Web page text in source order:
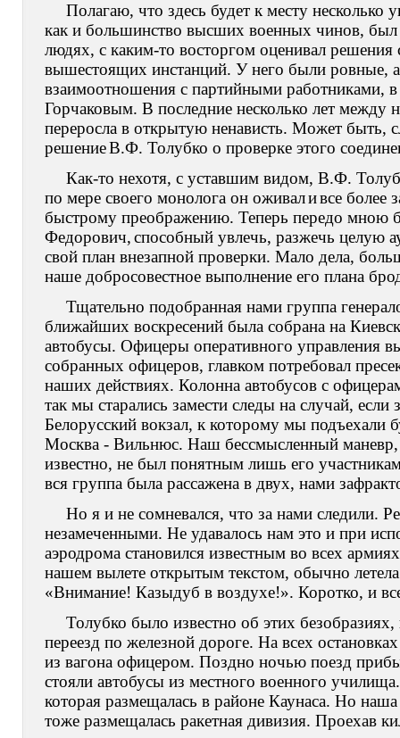
Полагаю, что здесь будет к месту
как и большинство высших военных чинов, был
людях, с каким-то восторгом оценивал
вышестоящих инстанций. У него были ровные,
взаимоотношения с партийными работниками,
Горчаковым. В последние несколько лет между
переросла в открытую ненависть. Может быть,
решениеВ.Ф. Толубко о проверке этого
Как-то нехотя, с уставшим видом, В.Ф.
по мере своего монолога он оживаливсе более
быстрому преображению. Теперь передо
Федорович,способный увлечь, разжечь целую
свой план внезапной проверки. Мало дела,
наше добросовестное выполнение его плана
Тщательно подобранная нами группа
ближайших воскресений была собрана на
автобусы. Офицеры оперативного управления
собранных офицеров, главком потребовал
наших действиях. Колонна автобусов с
так мы старались замести следы на случай,
Белорусский вокзал, к которому мы подъехали
Москва - Вильнюс. Наш бессмысленный
известно, не был понятным лишь его
вся группа была рассажена в двух, нами
Но я и не сомневался, что за нами следили.
незамеченными. Не удавалось нам это и при
аэродрома становился известным во всех
нашем вылете открытым текстом, обычно
«Внимание! Казыдуб в воздухе!». Коротко, и
Толубко было известно об этих
переезд по железной дороге. На всех
из вагона офицером. Поздно ночью поезд
стояли автобусы из местного военного
которая размещалась в районе Каунаса. Но
тоже размещалась ракетная дивизия. Проехав